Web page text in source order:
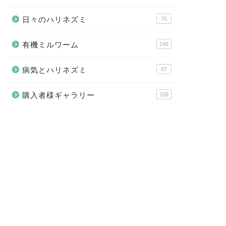
日々のハリネズミ 76
有機ミルワーム 146
病気とハリネズミ 87
購入者様ギャラリー 158